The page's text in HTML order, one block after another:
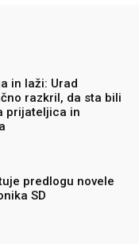
in laži: Urad
razkril, da sta bili
prijateljica in
predlogu novele
SD